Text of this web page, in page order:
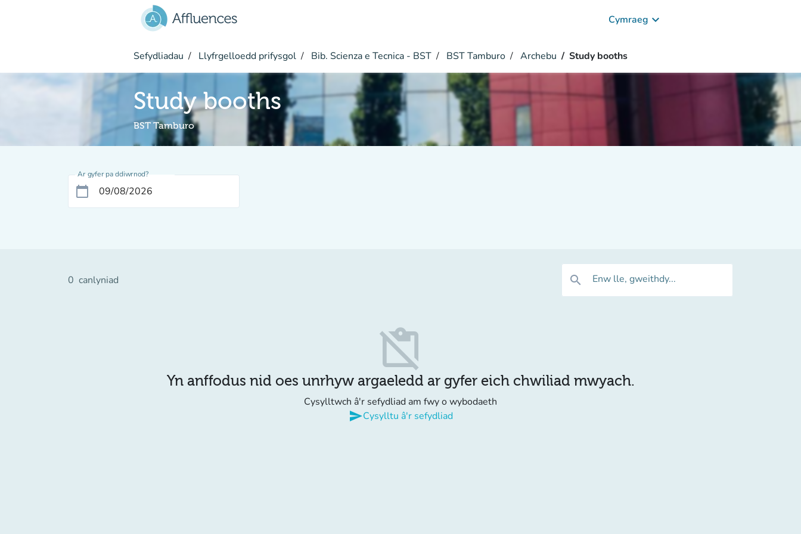
Cymraeg keyboard_arrow_down
Sefydliadau Llyfrgelloedd prifysgol Bib. Scienza e Tecnica - BST BST Tamburo Archebu Study booths
Study booths
BST Tamburo
Ar gyfer pa ddiwrnod?
calendar_today
0 canlyniad search Enw lle, gweithdy...
content_paste_off
Yn anffodus nid oes unrhyw argaeledd ar gyfer eich chwiliad mwyach.
Cysylltwch â'r sefydliad am fwy o wybodaeth
sendCysylltu â'r sefydliad